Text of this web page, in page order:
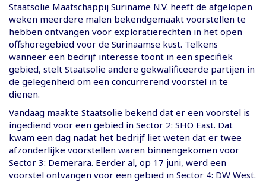
Staatsolie Maatschappij Suriname N.V. heeft de afgelopen
weken meerdere malen bekendgemaakt voorstellen te
hebben ontvangen voor exploratierechten in het open
offshoregebied voor de Surinaamse kust. Telkens
wanneer een bedrijf interesse toont in een specifiek
gebied, stelt Staatsolie andere gekwalificeerde partijen in
de gelegenheid om een concurrerend voorstel in te
dienen.
Vandaag maakte Staatsolie bekend dat er een voorstel is
ingediend voor een gebied in Sector 2: SHO East. Dat
kwam een dag nadat het bedrijf liet weten dat er twee
afzonderlijke voorstellen waren binnengekomen voor
Sector 3: Demerara. Eerder al, op 17 juni, werd een
voorstel ontvangen voor een gebied in Sector 4: DW West.